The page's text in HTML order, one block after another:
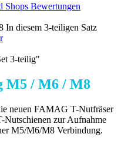
Shops Bewertungen
diesem 3-teiligen Satz
3-teilig"
M5 / M6 / M8
neuen FAMAG T-Nutfräser
Nutschienen zur Aufnahme
M5/M6/M8 Verbindung.